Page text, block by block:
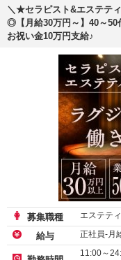
＼★セラピスト&エステテ
◎【月給30万円～】40～50
お祝い金10万円支給♪
募集職種 エステテ
給与 正社員-月
11:00～